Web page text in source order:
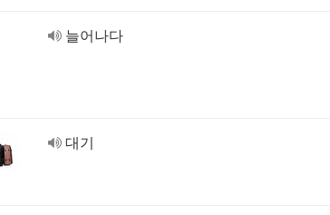
늘어나다
대기